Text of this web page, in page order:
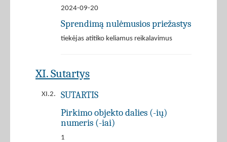
2024-09-20
Sprendimą nulėmusios priežastys
tiekėjas atitiko keliamus reikalavimus
XI. Sutartys
XI.2. SUTARTIS
Pirkimo objekto dalies (-ių)
numeris (-iai)
1